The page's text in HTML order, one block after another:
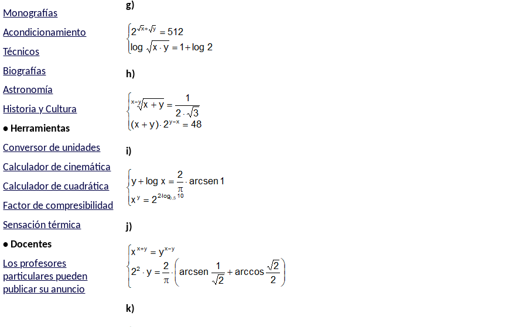
Monografías
Acondicionamiento
Técnicos
Biografías
Astronomía
Historia y Cultura
• Herramientas
Conversor de unidades
Calculador de cinemática
Calculador de cuadrática
Factor de compresibilidad
Sensación térmica
• Docentes
Los profesores
particulares pueden
publicar su anuncio
g)
h)
i)
j)
k)